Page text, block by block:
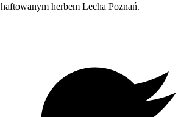
herbem Lecha Poznań.